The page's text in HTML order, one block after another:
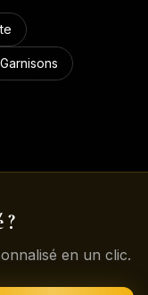
Garnisons
?
en un clic.